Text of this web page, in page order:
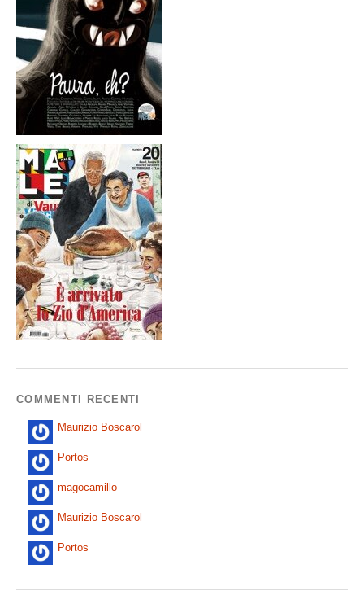
COMMENTI RECENTI
Maurizio Boscarol
Portos
magocamillo
Maurizio Boscarol
Portos